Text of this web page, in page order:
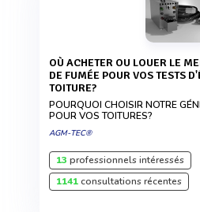
OÙ ACHETER OU LOUER LE MEILLEUR GÉNÉRATEUR
DE FUMÉE POUR VOS TESTS
TOITURE?
POURQUOI CHOISIR NOTRE
POUR VOS TOITURES?
AGM-TEC®
13 professionnels intéressés
1141consultations récentes